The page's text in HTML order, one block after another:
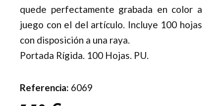
quede perfectamente grabada en color a
juego con el del artículo. Incluye 100 hojas
con disposición a una raya.
Portada Rígida. 100 Hojas. PU.
Referencia: 6069